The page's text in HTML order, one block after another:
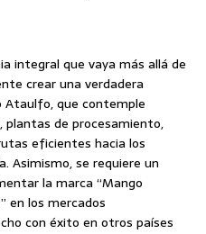
integral que vaya más allá de
crear una verdadera
Ataulfo, que contemple
plantas de procesamiento,
eficientes hacia los
Asimismo, se requiere un
la marca “Mango
en los mercados
con éxito en otros países